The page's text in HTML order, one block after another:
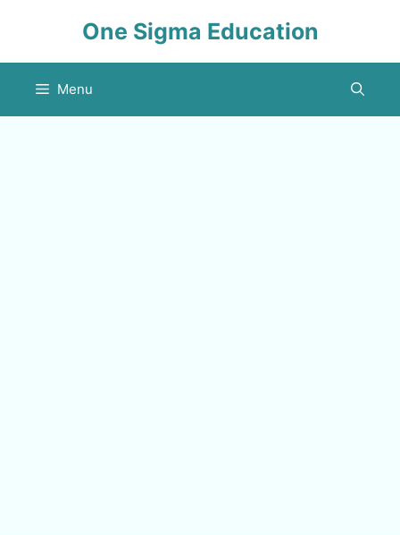
One Sigma Education
Menu